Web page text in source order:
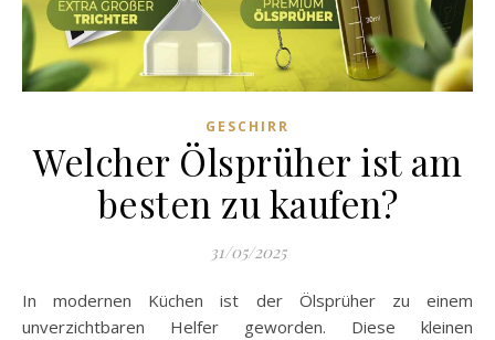
GESCHIRR
Welcher Ölsprüher ist am
besten zu kaufen?
31/05/2025
In modernen Küchen ist der Ölsprüher zu einem
unverzichtbaren Helfer geworden. Diese kleinen